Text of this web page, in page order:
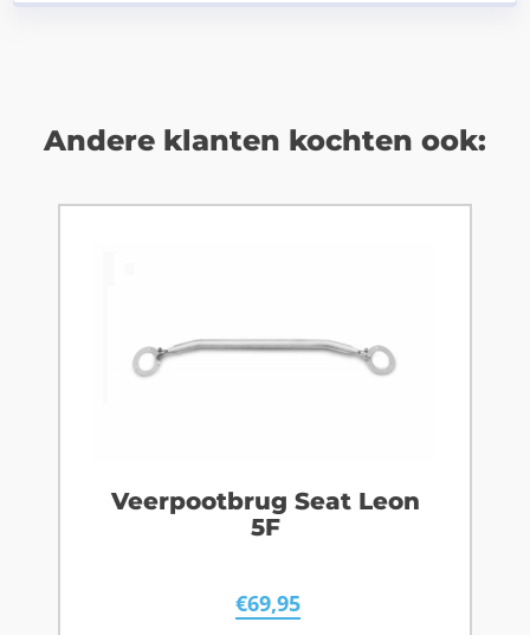
Andere klanten kochten ook:
Veerpootbrug Seat Leon
5F
€69,95